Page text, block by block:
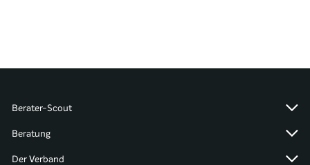
Berater-Scout
Beratung
Der Verband